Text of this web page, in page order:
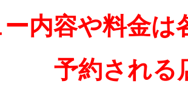
内容や料金
予約される